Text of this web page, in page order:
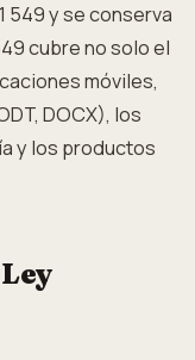
549 y se conserva
cubre no solo el
móviles,
DOCX), los
y los productos